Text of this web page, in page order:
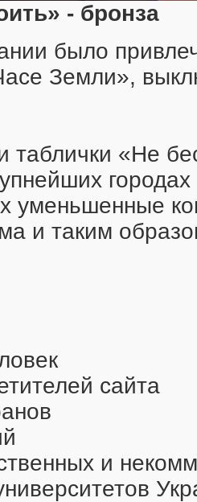
- бронза
было
Земли»,
таблички «Не
уменьшенные
и таким
сайта
и